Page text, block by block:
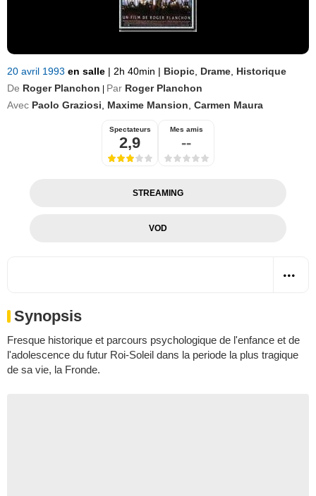
20 avril 1993 en salle | 2h 40min | Biopic Drame Historique
De Roger Planchon Par Roger Planchon
Avec Paolo Graziosi Maxime Mansion Carmen Maura
Spectateurs
2,9
Mes amis
--
STREAMING
VOD
Synopsis
Fresque historique et parcours psychologique de l'enfance et de
l'adolescence du futur Roi-Soleil dans la periode la plus tragique
de sa vie, la Fronde.